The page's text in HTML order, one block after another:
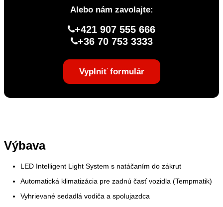
Alebo nám zavolajte:
+421 907 555 666
+36 70 753 3333
Vyplniť formulár
Výbava
LED Intelligent Light System s natáčaním do zákrut
Automatická klimatizácia pre zadnú časť vozidla (Tempmatik)
Vyhrievané sedadlá vodiča a spolujazdca